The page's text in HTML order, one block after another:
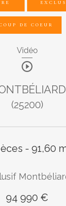
DE COEUR
Vidéo
(25200)
- 91,60
94 990 €
LES
Terrasse